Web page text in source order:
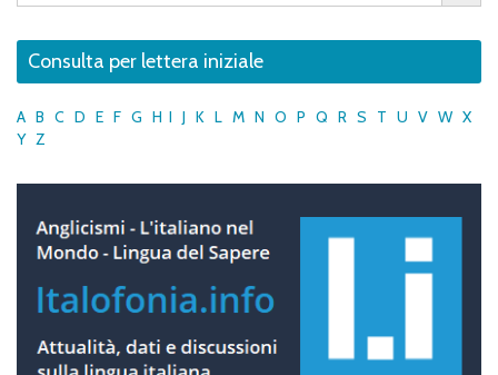
Consulta per lettera iniziale
A B C D E F G H I J K L M N O P Q R S T U V W X
Y Z